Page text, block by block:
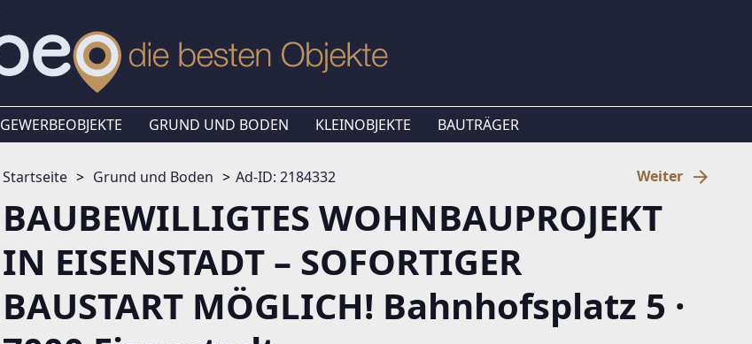
GEWERBEOBJEKTE GRUND UND BODEN KLEINOBJEKTE BAUTRÄGER
Startseite Grund und Boden Ad-ID: 2184332 Weiter
BAUBEWILLIGTES WOHNBAUPROJEKT
IN EISENSTADT – SOFORTIGER
BAUSTART MÖGLICH! Bahnhofsplatz 5 ·